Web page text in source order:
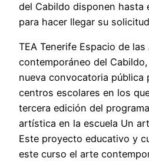
del Cabildo disponen hasta
para hacer llegar su solicitud
TEA Tenerife Espacio de
contemporáneo del
nueva convocatoria pública
centros escolares en los
tercera edición del
artística en la escuela Un
Este proyecto educativo y
este curso el arte